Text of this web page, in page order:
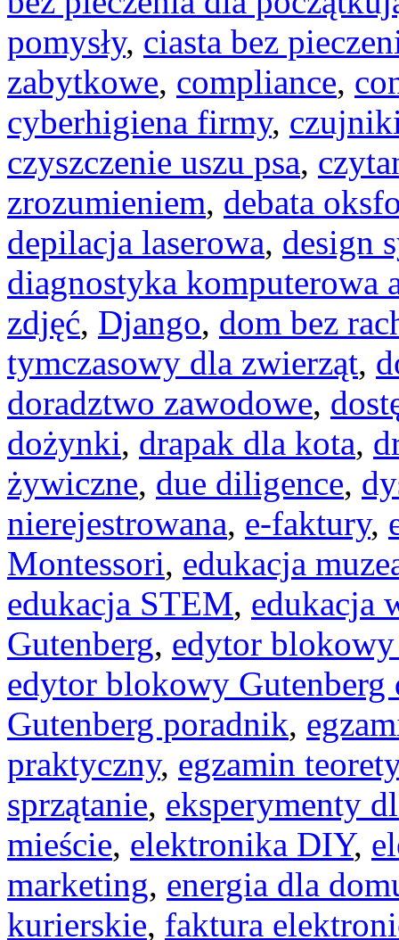
pomysły, ciasta bez
zabytkowe, compliance,
cyberhigiena firmy,
czyszczenie uszu psa,
zrozumieniem, debata
depilacja laserowa, design
diagnostyka komputerowa
zdjęć, Django, dom bez
tymczasowy dla zwierząt,
doradztwo zawodowe,
dożynki, drapak dla kota,
żywiczne, due diligence,
nierejestrowana, e-faktury,
Montessori, edukacja
edukacja STEM, edukacja
Gutenberg, edytor
edytor blokowy Gutenberg
Gutenberg poradnik,
praktyczny, egzamin
sprzątanie, eksperymenty
mieście, elektronika DIY,
marketing, energia dla
kurierskie, faktura